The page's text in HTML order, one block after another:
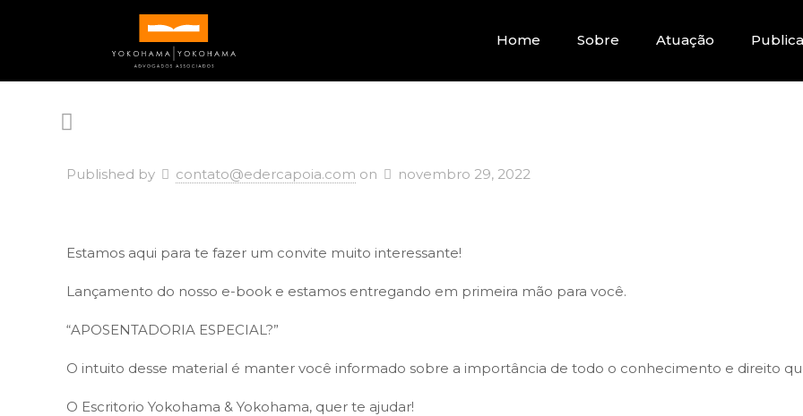
Home Sobre Atuação
Published by contato@edercapoia.com on novembro 29, 2022
Estamos aqui para te fazer um convite muito interessante!
Lançamento do nosso e-book e estamos entregando em primeira mão para você.
“APOSENTADORIA ESPECIAL?”
O intuito desse material é manter você informado sobre a importância de todo o conhecimento e direito
O Escritorio Yokohama & Yokohama, quer te ajudar!